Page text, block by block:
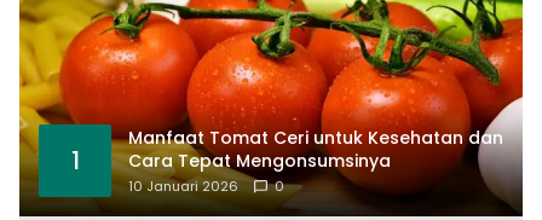
1
Manfaat Tomat Ceri untuk Kesehatan dan
Cara Tepat Mengonsumsinya
10 Januari 2026 0